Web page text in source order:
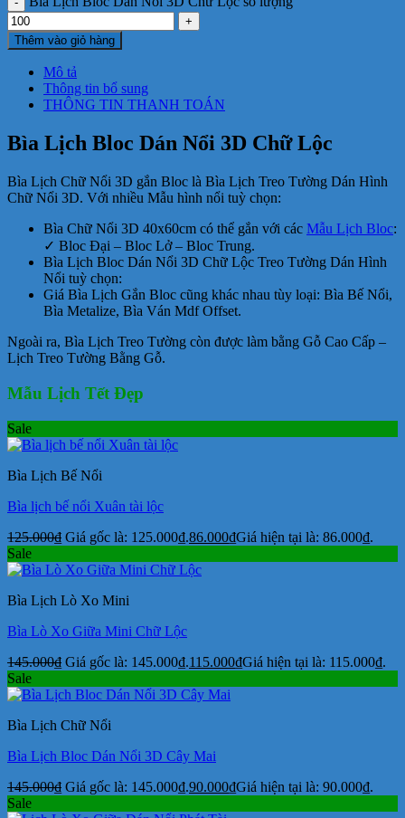
Thêm vào giỏ hàng
Mô tả
Thông tin bổ sung
THÔNG TIN THANH TOÁN
Bìa Lịch Bloc Dán Nổi 3D Chữ Lộc
Bìa Lịch Chữ Nổi 3D gắn Bloc là Bìa Lịch Treo Tường Dán Hình
Chữ Nổi 3D. Với nhiều Mẫu hình nổi tuỳ chọn:
Bìa Chữ Nổi 3D 40x60cm có thể gắn với các Mẫu Lịch Bloc:
✓ Bloc Đại – Bloc Lở – Bloc Trung.
Bìa Lịch Bloc Dán Nổi 3D Chữ Lộc Treo Tường Dán Hình
Nổi tuỳ chọn:
Giá Bìa Lịch Gắn Bloc cũng khác nhau tùy loại: Bìa Bế Nổi,
Bìa Metalize, Bìa Ván Mdf Offset.
Ngoài ra, Bìa Lịch Treo Tường còn được làm bằng Gỗ Cao Cấp –
Lịch Treo Tường Bằng Gỗ.
Mẫu Lịch Tết Đẹp
Sale
Bìa Lịch Bế Nổi
Bìa lịch bế nổi Xuân tài lộc
125.000₫ Giá gốc là: 125.000₫.86.000₫Giá hiện tại là: 86.000₫.
Sale
Bìa Lịch Lò Xo Mini
Bìa Lò Xo Giữa Mini Chữ Lộc
145.000₫ Giá gốc là: 145.000₫.115.000₫Giá hiện tại là: 115.000₫.
Sale
Bìa Lịch Chữ Nổi
Bìa Lịch Bloc Dán Nổi 3D Cây Mai
145.000₫ Giá gốc là: 145.000₫.90.000₫Giá hiện tại là: 90.000₫.
Sale